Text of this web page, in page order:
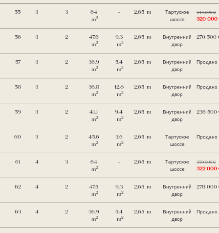
55 3 3
64
m2
- 2,65 m
Тартуское
шоссе
344 000 €
320 000
56 3 2
47.6
m2
9.3
m2
2,65 m
Внутренний
двор
270 500
57 3 2
36.9
m2
5.4
m2
2,65 m
Внутренний
двор
Продано
58 3 2
36.8
m2
12.8
m2
2,65 m
Внутренний
двор
Продано
59 3 2
41.1
m2
9.4
m2
2,65 m
Внутренний
двор
236 500
60 3 2
45.6
m2
3.6
m2
2,65 m
Тартуское
шоссе
Продано
61 4 3
64
m2
- 2,65 m
Тартуское
шоссе
350 000 €
322 000
62 4 2
47.5
m2
9.3
m2
2,65 m
Внутренний
двор
278 000
63 4 2
36.9
m2
5.4
m2
2,65 m
Внутренний
двор
Продано